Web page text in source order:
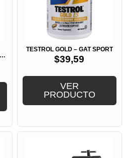
TESTROL GOLD – GAT SPORT
$39,59
VER
PRODUCTO